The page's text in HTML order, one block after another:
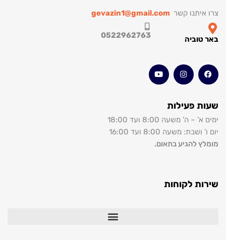
צרו איתנו קשרgevazin1@gmail.com
באר טוביה 0522962763
שעות פעילות
ימים א’ – ה’ משעה 8:00 ועד 18:00
יום ו’ ושבת: משעה 8:00 ועד 16:00
מומלץ להגיע בתאום.
שירות לקוחות